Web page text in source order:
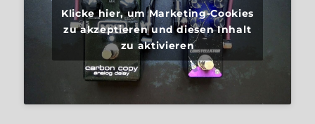
Klicke hier, um Marketing-Cookies
zu akzeptieren und diesen Inhalt
zu aktivieren